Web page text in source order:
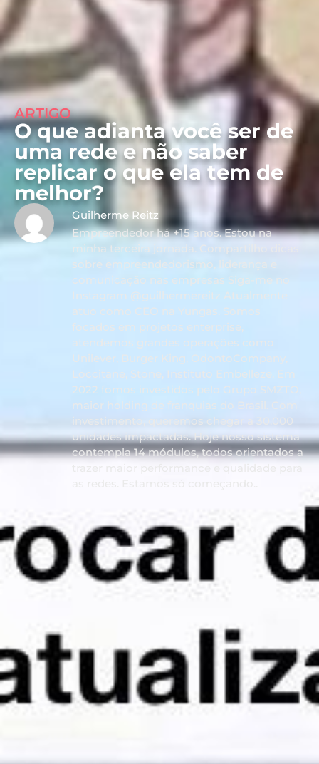
ARTIGO
O que adianta você ser de
uma rede e não saber
replicar o que ela tem de
melhor?
Guilherme Reitz
Empreendedor há +15 anos. Estou na
minha terceira jornada. Compartilho dicas
sobre empreendedorismo, liderança e
comunicação nas empresas Siga-me no
Instagram @guilhermereitz Atualmente
atuo como CEO na Yungas. Somos
focados em projetos enterprise,
atendemos grandes operações como
Unilever, Burger King, OdontoCompany,
Loccitane, Stone, Instituto Embelleze. Em
2022 fomos investidos pelo Grupo SMZTO,
maior holding de franquias do Brasil. Com
investimento, queremos chegar a 30.000
unidades impactadas. Hoje nosso sistema
contempla 14 módulos, todos orientados a